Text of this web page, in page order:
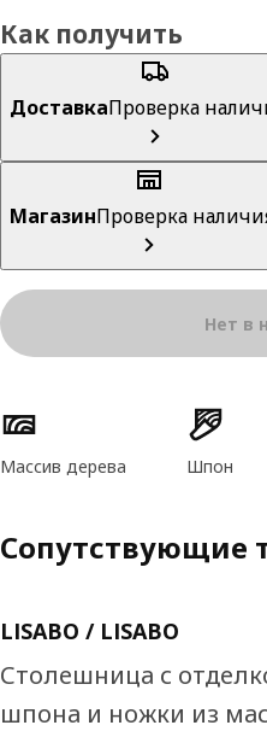
Как получить
ДоставкаПроверка
МагазинПроверка
Нет в
Характеристики товара
Массив дерева Шпон
Сопутствующие
LISABO / LISABO
Столешница с
шпона и ножки из